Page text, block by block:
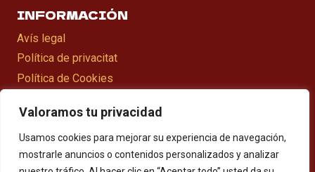
Valoramos tu privacidad
Usamos cookies para mejorar su experiencia de navegación,
mostrarle anuncios o contenidos personalizados y analizar
INFORMACIÓN
Avís legal
Política de privacitat
Política de Cookies
Mapa web